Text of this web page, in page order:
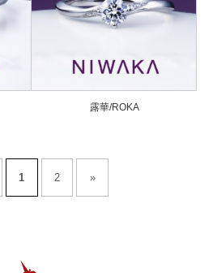
露華/ROKA
1 2 »